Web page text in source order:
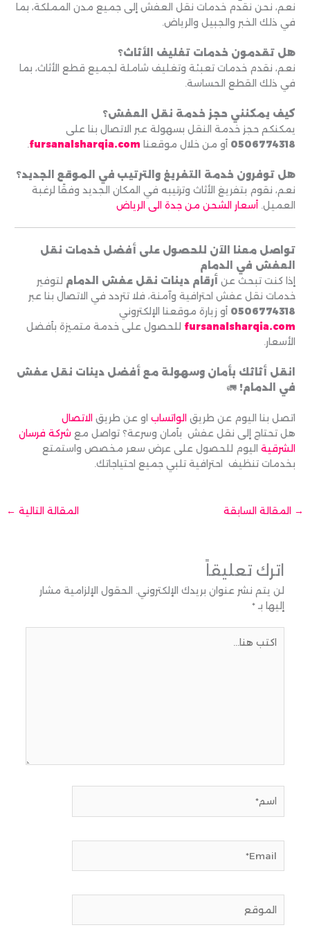
نعم، نحن نقدم خدمات نقل العفش إلى جميع مدن المملكة، بما
في ذلك الخبر والجبيل والرياض.
هل تقدمون خدمات تغليف الأثاث؟
نعم، نقدم خدمات تعبئة وتغليف شاملة لجميع قطع الأثاث، بما
في ذلك القطع الحساسة.
كيف يمكنني حجز خدمة نقل العفش؟
يمكنكم حجز خدمة النقل بسهولة عبر الاتصال بنا على
0506774318 أو من خلال موقعنا fursanalsharqia.com
هل توفرون خدمة التفريغ والترتيب في الموقع الجديد؟
نعم، نقوم بتفريغ الأثاث وترتيبه في المكان الجديد وفقًا لرغبة
العميل.أسعار الشحن من جدة الى الرياض
تواصل معنا الآن للحصول على أفضل خدمات نقل
العفش في الدمام
إذا كنت تبحث عن أرقام دينات نقل عفش الدمام لتوفير
خدمات نقل عفش احترافية وآمنة، فلا تتردد في الاتصال بنا عبر
0506774318 أو زيارة موقعنا الإلكتروني
fursanalsharqia.com للحصول على خدمة متميزة بأفضل
الأسعار.
انقل أثاثك بأمان وسهولة مع أفضل دينات نقل عفش
في الدمام! 🚛
اتصل بنا اليوم عن طريق الواتساب او عن طريق الاتصال
هل تحتاج إلى نقل عفش بأمان وسرعة؟ تواصل مع شركة فرسان
الشرقية اليوم للحصول على عرض سعر مخصص واستمتع
بخدمات تنظيف احترافية تلبي جميع احتياجاتك.
→ المقالة السابقة المقالة التالية ←
اترك تعليقاً
لن يتم نشر عنوان بريدك الإلكتروني. الحقول الإلزامية مشار
إليها بـ *
هنا...